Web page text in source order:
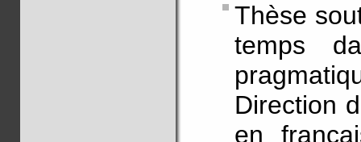
Thèse
temps
Direction
en